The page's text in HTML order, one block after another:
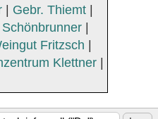
Gebr. Thiemt
|
Fritzsch
Klettner